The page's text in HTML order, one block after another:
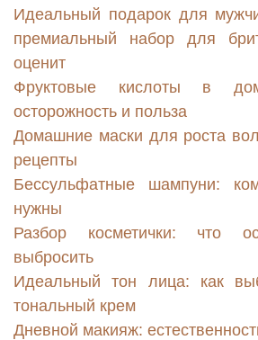
Идеальный подарок для
премиальный набор для
оценит
Фруктовые кислоты в
осторожность и польза
Домашние маски для роста
рецепты
Бессульфатные шампуни:
нужны
Разбор косметички: что
выбросить
Идеальный тон лица: как
тональный крем
Дневной макияж: